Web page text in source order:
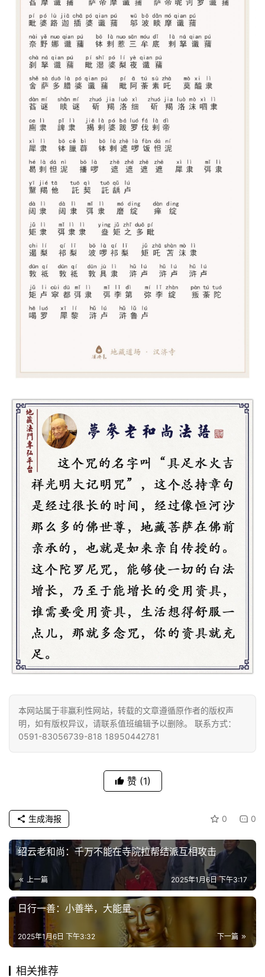
本网站属于非赢利性网站，转载的文章遵循原作者的版权声
明，如有版权异议，请联系值班编辑予以删除。 联系方式：
0591-83056739-818 18950442781
赞 (1)
0 0
生成海报
绍云老和尚：千万不能在寺院拉帮结派互相攻击
上一篇 2025年1月6日 下午3:17
日行一善：小善举，大能量
下一篇
2025年1月6日 下午3:32
相关推荐